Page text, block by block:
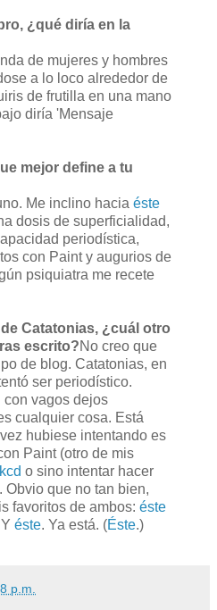
¿qué diría en la
de mujeres y hombres
a lo loco alrededor de
de frutilla en una mano
diría 'Mensaje
mejor define a tu
Me inclino hacia éste
dosis de superficialidad,
periodística,
con Paint y augurios de
psiquiatra me recete
Catatonias, ¿cuál otro
escrito?No creo que
de blog. Catatonias, en
ser periodístico.
con vagos dejos
cualquier cosa. Está
hubiese intentando es
Paint (otro de mis
o sino intentar hacer
. Obvio que no tan bien,
favoritos de ambos: éste
éste. Ya está. (Éste.)
p.m.